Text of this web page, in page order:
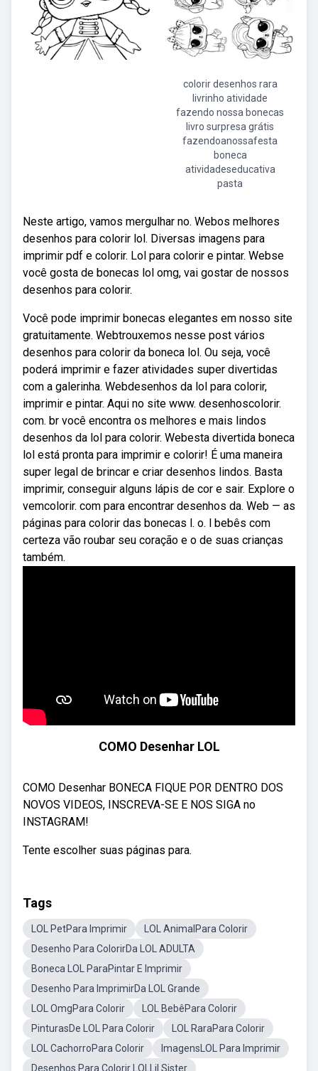
colorir desenhos rara
livrinho atividade
fazendo nossa bonecas
livro surpresa grátis
fazendoanossafesta
boneca
atividadeseducativa
pasta
Neste artigo, vamos mergulhar no. Webos melhores
desenhos para colorir lol. Diversas imagens para
imprimir pdf e colorir. Lol para colorir e pintar. Webse
você gosta de bonecas lol omg, vai gostar de nossos
desenhos para colorir.
Você pode imprimir bonecas elegantes em nosso site
gratuitamente. Webtrouxemos nesse post vários
desenhos para colorir da boneca lol. Ou seja, você
poderá imprimir e fazer atividades super divertidas
com a galerinha. Webdesenhos da lol para colorir,
imprimir e pintar. Aqui no site www. desenhoscolorir.
com. br você encontra os melhores e mais lindos
desenhos da lol para colorir. Webesta divertida boneca
lol está pronta para imprimir e colorir! É uma maneira
super legal de brincar e criar desenhos lindos. Basta
imprimir, conseguir alguns lápis de cor e sair. Explore o
vemcolorir. com para encontrar desenhos da. Web — as
páginas para colorir das bonecas l. o. l bebês com
certeza vão roubar seu coração e o de suas crianças
também.
COMO Desenhar LOL
COMO Desenhar BONECA FIQUE POR DENTRO DOS
NOVOS VIDEOS, INSCREVA-SE E NOS SIGA no
INSTAGRAM!
Tente escolher suas páginas para.
Tags
LOL PetPara Imprimir
LOL AnimalPara Colorir
Desenho Para ColorirDa LOL ADULTA
Boneca LOL ParaPintar E Imprimir
Desenho Para ImprimirDa LOL Grande
LOL OmgPara Colorir
LOL BebêPara Colorir
PinturasDe LOL Para Colorir
LOL RaraPara Colorir
LOL CachorroPara Colorir
ImagensLOL Para Imprimir
Desenhos Para Colorir LOLLil Sister